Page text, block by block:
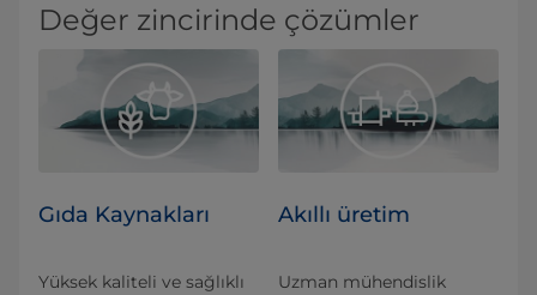
Değer zincirinde çözümler
Gıda Kaynakları
Yüksek kaliteli ve sağlıklı
Akıllı üretim
Uzman mühendislik